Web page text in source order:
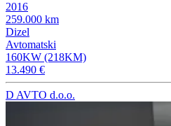
2016
259.000 km
Dizel
Avtomatski
160KW (218KM)
13.490 €
D AVTO d.o.o.